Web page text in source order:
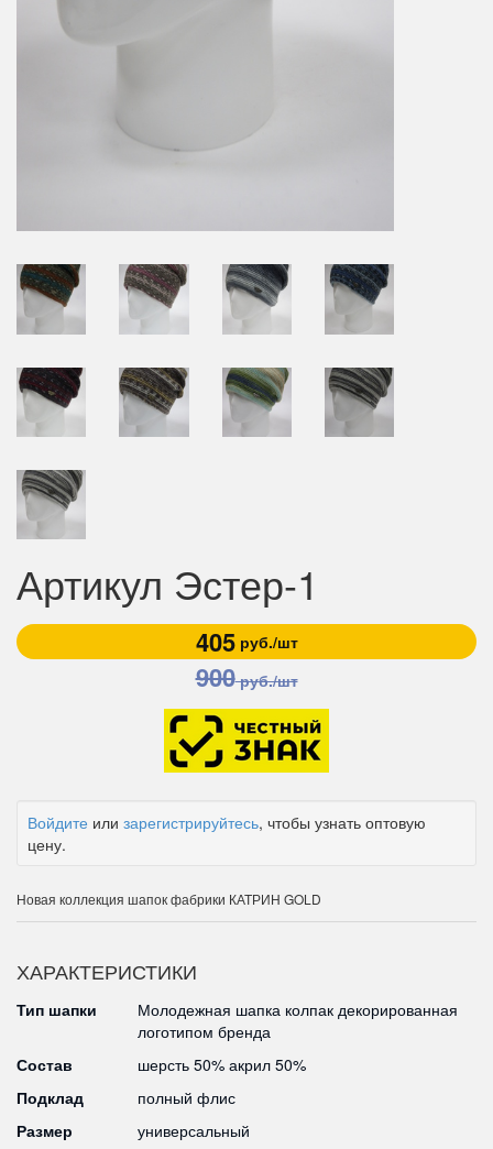
Артикул Эстер-1
405руб./шт
900руб./шт
Войдите или зарегистрируйтесь, чтобы узнать оптовую
цену.
Новая коллекция шапок фабрики КАТРИН GOLD
ХАРАКТЕРИСТИКИ
Тип шапки
Молодежная шапка колпак декорированная
логотипом бренда
Состав
шерсть 50% акрил 50%
Подклад
полный флис
Размер
универсальный